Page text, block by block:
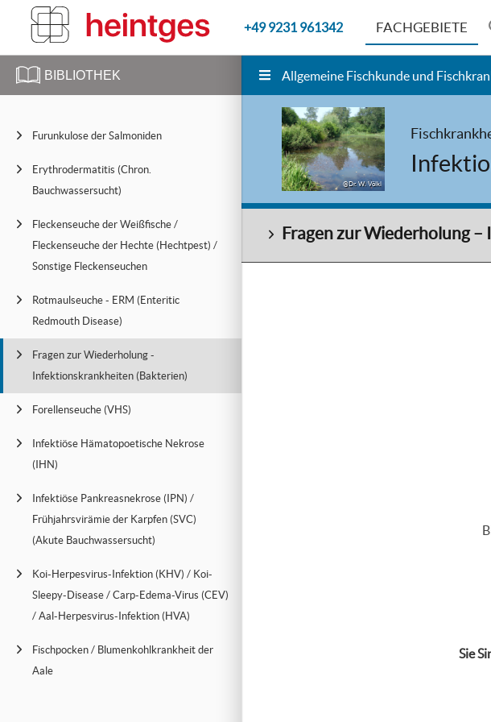
BIBLIOTHEK
Furunkulose der Salmoniden
Erythrodermatitis (Chron.
Bauchwassersucht)
Fleckenseuche der Weißfische /
Fleckenseuche der Hechte (Hechtpest) /
Sonstige Fleckenseuchen
Rotmaulseuche - ERM (Enteritic
Redmouth Disease)
Fragen zur Wiederholung -
Infektionskrankheiten (Bakterien)
Forellenseuche (VHS)
Infektiöse Hämatopoetische Nekrose
(IHN)
Infektiöse Pankreasnekrose (IPN) /
Frühjahrsvirämie der Karpfen (SVC)
(Akute Bauchwassersucht)
Koi-Herpesvirus-Infektion (KHV) / Koi-
Sleepy-Disease / Carp-Edema-Virus (CEV)
/ Aal-Herpesvirus-Infektion (HVA)
Fischpocken / Blumenkohlkrankheit der
Aale
+49 9231 961342 FACHGEBIETE
Allgemeine Fischkunde und
@Dr. W. Völkl
Fragen zur Wiederholung
Sie